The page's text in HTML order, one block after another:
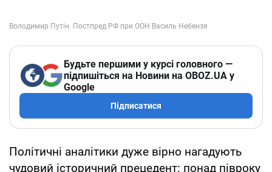
Будьте першими у курсі головного —
підпишіться на Новини на OBOZ.UA у
Google
Підписатися
Політичні аналітики дуже вірно нагадують
чудовий історичний прецедент: понад півроку